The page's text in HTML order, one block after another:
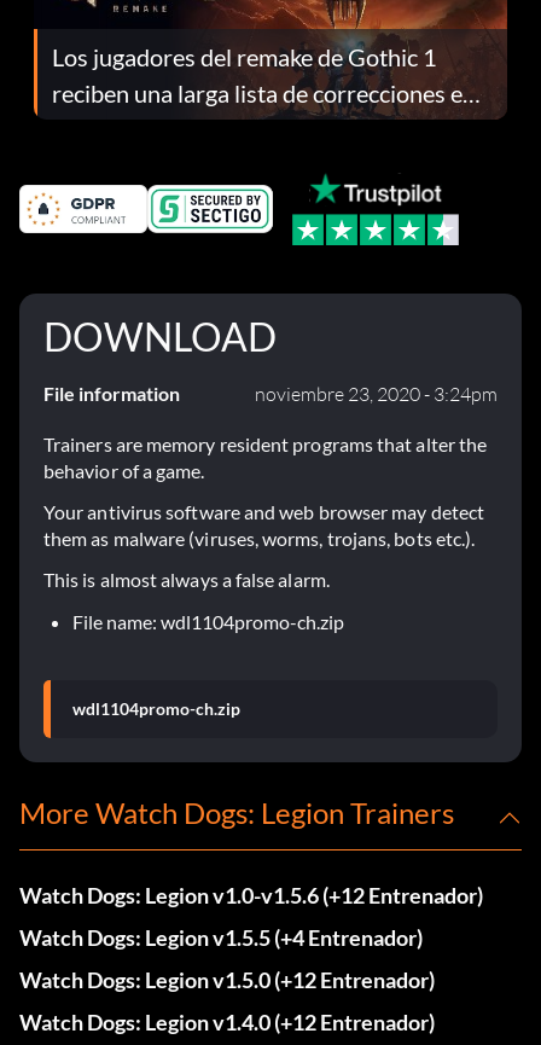
Los jugadores del remake de Gothic 1
reciben una larga lista de correcciones en
el parche 1.0.4
DOWNLOAD
File information noviembre 23, 2020 - 3:24pm
Trainers are memory resident programs that alter the
behavior of a game.
Your antivirus software and web browser may detect
them as malware (viruses, worms, trojans, bots etc.).
This is almost always a false alarm.
File name: wdl1104promo-ch.zip
wdl1104promo-ch.zip
More Watch Dogs: Legion Trainers
Watch Dogs: Legion v1.0-v1.5.6 (+12 Entrenador)
Watch Dogs: Legion v1.5.5 (+4 Entrenador)
Watch Dogs: Legion v1.5.0 (+12 Entrenador)
Watch Dogs: Legion v1.4.0 (+12 Entrenador)